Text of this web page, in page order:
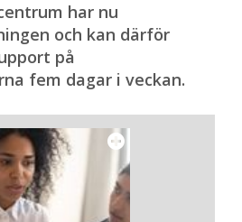
har nu
och kan därför
på
fem dagar i veckan.